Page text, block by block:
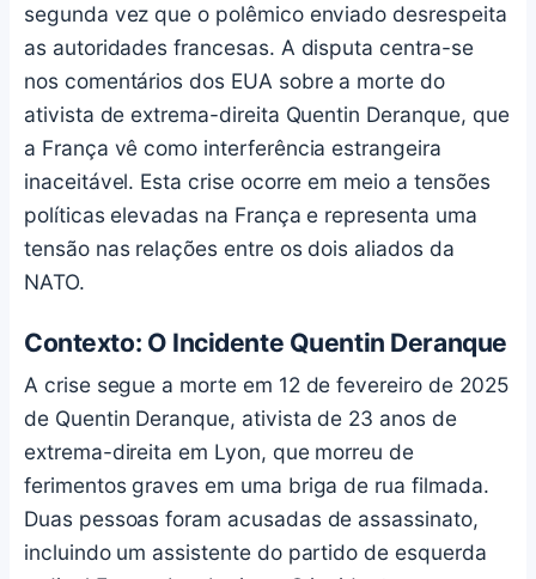
segunda vez que o polêmico enviado desrespeita
as autoridades francesas. A disputa centra-se
nos comentários dos EUA sobre a morte do
ativista de extrema-direita Quentin Deranque, que
a França vê como interferência estrangeira
inaceitável. Esta crise ocorre em meio a tensões
políticas elevadas na França e representa uma
tensão nas relações entre os dois aliados da
NATO.
Contexto: O Incidente Quentin Deranque
A crise segue a morte em 12 de fevereiro de 2025
de Quentin Deranque, ativista de 23 anos de
extrema-direita em Lyon, que morreu de
ferimentos graves em uma briga de rua filmada.
Duas pessoas foram acusadas de assassinato,
incluindo um assistente do partido de esquerda